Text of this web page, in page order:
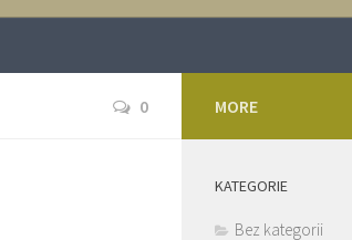
0 MORE
KATEGORIE
Bez kategorii